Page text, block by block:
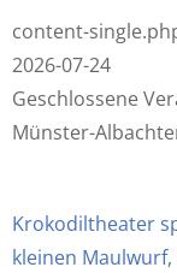
content-
2026-07-24
Geschlossene
Münster-
Krokodiltheater
kleinen